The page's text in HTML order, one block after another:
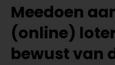
Meedoen
(online)
bewust van